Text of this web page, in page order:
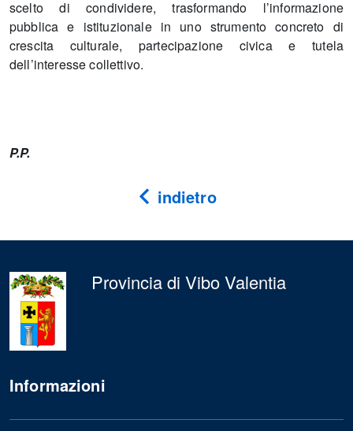
scelto di condividere, trasformando l’informazione
pubblica e istituzionale in uno strumento concreto di
crescita culturale, partecipazione civica e tutela
dell’interesse collettivo.
P.P.
indietro
Provincia di Vibo Valentia
Informazioni